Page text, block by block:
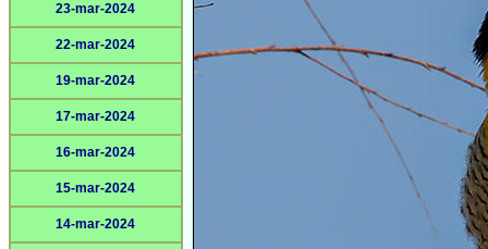
23-mar-2024
22-mar-2024
19-mar-2024
17-mar-2024
16-mar-2024
15-mar-2024
14-mar-2024